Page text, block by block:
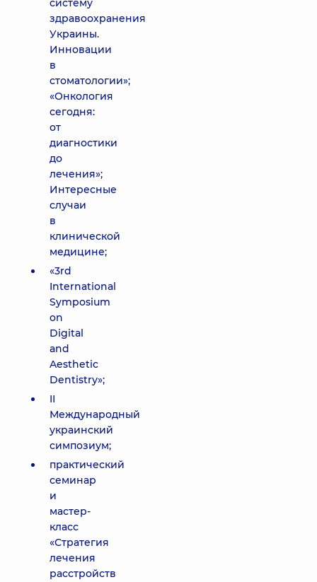
систему
здравоохранения
Украины.
Инновации
в
стоматологии»;
«Онкология
сегодня:
от
диагностики
до
лечения»;
Интересные
случаи
в
клинической
медицине;
«3rd
International
Symposium
on
Digital
and
Aesthetic
Dentistrу»;
II
Международный
украинский
симпозиум;
практический
семинар
и
мастер-
класс
«Стратегия
лечения
расстройств